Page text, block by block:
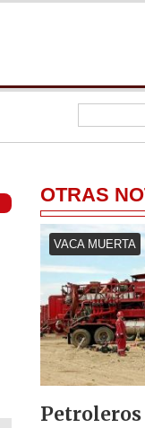
OTRAS
VACA MUERTA